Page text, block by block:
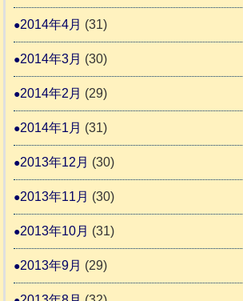
2014年4月 (31)
2014年3月 (30)
2014年2月 (29)
2014年1月 (31)
2013年12月 (30)
2013年11月 (30)
2013年10月 (31)
2013年9月 (29)